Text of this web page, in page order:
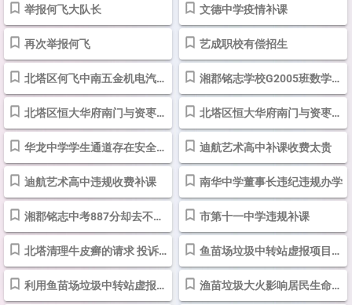
举报何飞大队长 文德中学疫情补课
再次举报何飞 艺成职校有偿招生
北塔区何飞中南五金机电汽配城质量问题至今未解决 湘郡铭志学校G2005班数学老师教学能力差
北塔区恒大华府南门与资枣社区中间的空地中老年广场舞严重扰民 北塔区恒大华府南门与资枣社区中间空地的广场舞严重扰民
华龙中学学生通道存在安全隐患 迪航艺术高中补课收费太贵
迪航艺术高中违规收费补课 南华中学董事长违纪违规办学
湘郡铭志中考887分却去不了重点高中 市第十一中学违规补课
北塔清理牛皮癣的请求 投诉直通车_华声在线 鱼苗场垃圾中转站虚报项目等问题
利用鱼苗场垃圾中转站虚报项目等问题 渔苗垃圾大火影响居民生命安全